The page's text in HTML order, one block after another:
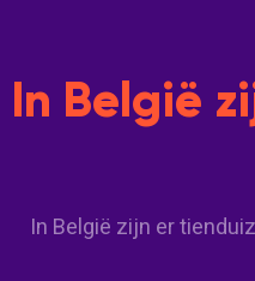
In België
In België zijn er